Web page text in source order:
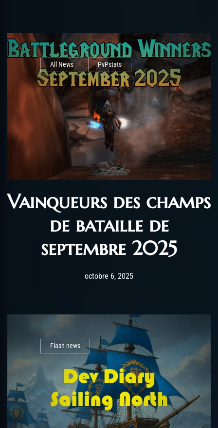
All News PvPstats
Vainqueurs des champs
de bataille de
septembre 2025
Post has published by
octobre 6, 2025octobre 6, 2025
Flash news